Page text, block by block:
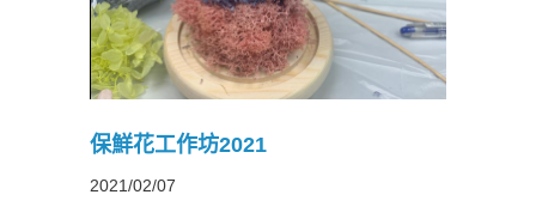
保鮮花工作坊2021
2021/02/07